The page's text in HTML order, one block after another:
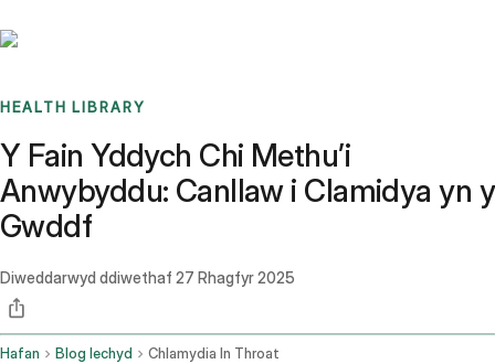
HEALTH LIBRARY
Y Fain Yddych Chi Methu’i
Anwybyddu: Canllaw i Clamidya yn y
Gwddf
Diweddarwyd ddiwethaf 27 Rhagfyr 2025
Hafan Blog Iechyd Chlamydia In Throat